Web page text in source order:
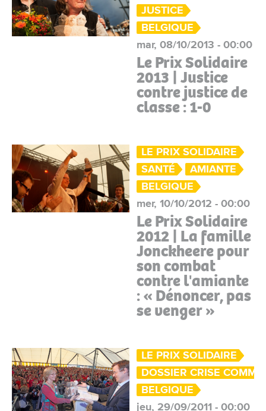
JUSTICE
BELGIQUE
mar, 08/10/2013 - 00:00
Le Prix Solidaire
2013 | Justice
contre justice de
classe : 1-0
LE PRIX SOLIDAIRE
SANTÉ
AMIANTE
BELGIQUE
mer, 10/10/2012 - 00:00
Le Prix Solidaire
2012 | La famille
Jonckheere pour
son combat
contre l'amiante
: « Dénoncer, pas
se venger »
LE PRIX SOLIDAIRE
DOSSIER CRISE
BELGIQUE
jeu, 29/09/2011 - 00:00